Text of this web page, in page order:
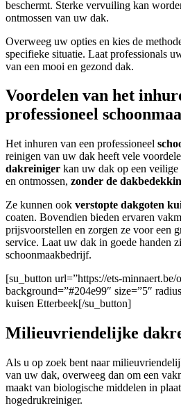
beschermt. Sterke vervuiling kan
ontmossen van uw dak.
Overweeg uw opties en kies de
specifieke situatie. Laat professionals
van een mooi en gezond dak.
Voordelen van het
professioneel
Het inhuren van een professioneel
reinigen van uw dak heeft vele
dakreiniger kan uw dak op een
en ontmossen, zonder de
Ze kunnen ook verstopte dakgoten
coaten. Bovendien bieden ervaren
prijsvoorstellen en zorgen ze voor een
service. Laat uw dak in goede handen
schoonmaakbedrijf.
[su_button url=”https://ets-
background=”#204e99″ size=”5″
kuisen Etterbeek[/su_button]
Milieuvriendelijke
Als u op zoek bent naar
van uw dak, overweeg dan om een
maakt van biologische middelen in
hogedrukreiniger.